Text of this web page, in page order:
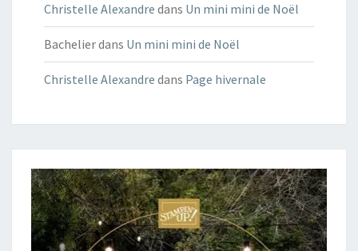
Christelle Alexandre dans Un mini mini de Noël
Bachelierdans Un mini mini de Noël
Christelle Alexandre dans Page hivernale